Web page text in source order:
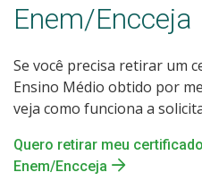
Enem/Encceja
Se você precisa retirar um
Ensino Médio obtido por
veja como funciona a
Quero retirar meu
Enem/Encceja